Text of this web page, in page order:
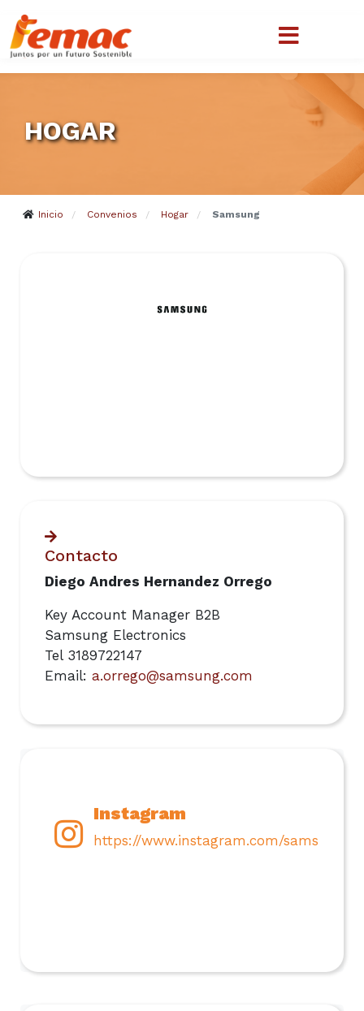
HOGAR
Inicio / Convenios / Hogar / Samsung
Contacto
Diego Andres Hernandez Orrego
Key Account Manager B2B
Samsung Electronics
Tel 3189722147
Email: a.orrego@samsung.com
Instagram
https://www.instagram.com/